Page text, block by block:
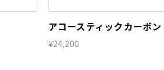
アコースティックカーボン
¥24,200